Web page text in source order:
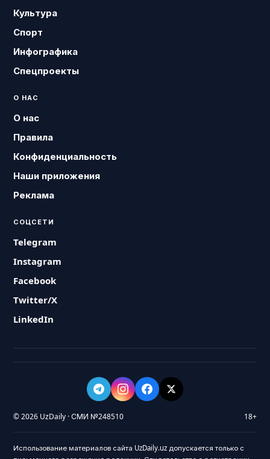
Культура
Спорт
Инфографика
Спецпроекты
О НАС
О нас
Правила
Конфиденциальность
Наши приложения
Реклама
СОЦСЕТИ
Telegram
Instagram
Facebook
Twitter/X
LinkedIn
© 2026 UzDaily · СМИ №248510 18+
Использование материалов сайта UzDaily.uz допускается только с